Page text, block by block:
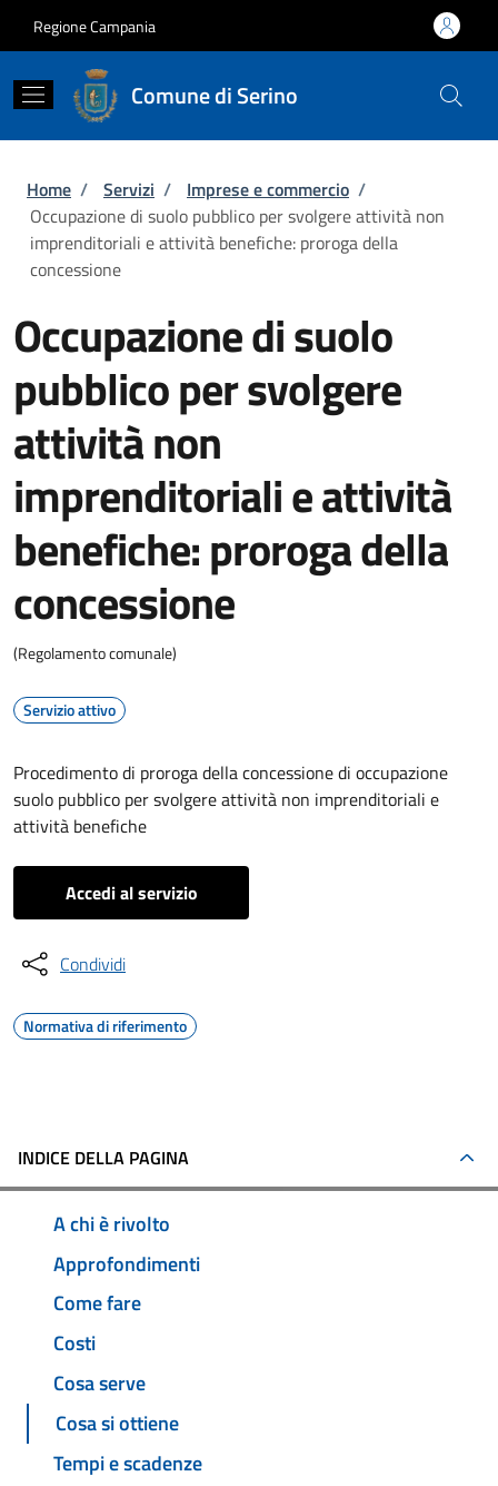
Regione Campania
Comune di Serino
Briciole di pane
Home / Servizi / Imprese e commercio /
Occupazione di suolo pubblico per svolgere attività non
imprenditoriali e attività benefiche: proroga della
concessione
Occupazione di suolo
pubblico per svolgere
attività non
imprenditoriali e attività
benefiche: proroga della
concessione
(Regolamento comunale)
Servizio attivo
Procedimento di proroga della concessione di occupazione
suolo pubblico per svolgere attività non imprenditoriali e
attività benefiche
Accedi al servizio
Condividi
Normativa di riferimento
INDICE DELLA PAGINA
A chi è rivolto
Approfondimenti
Come fare
Costi
Cosa serve
Cosa si ottiene
Tempi e scadenze